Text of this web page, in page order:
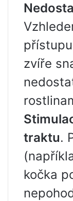
zvíře
traktu.
kočka